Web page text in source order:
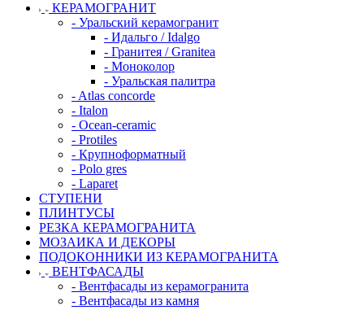
КЕРАМОГРАНИТ
- Уральский керамогранит
- Идальго / Idalgo
- Гранитея / Granitea
- Моноколор
- Уральская палитра
- Atlas concorde
- Italon
- Ocean-ceramic
- Protiles
- Крупноформатный
- Polo gres
- Laparet
СТУПЕНИ
ПЛИНТУСЫ
РЕЗКА КЕРАМОГРАНИТА
МОЗАИКА И ДЕКОРЫ
ПОДОКОННИКИ ИЗ КЕРАМОГРАНИТА
ВЕНТФАСАДЫ
- Вентфасады из керамогранита
- Вентфасады из камня